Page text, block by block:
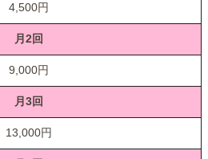
4,500円
月2回
9,000円
月3回
13,000円